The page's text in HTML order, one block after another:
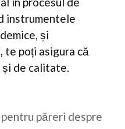
instrumentele
și
te poți asigura că
de calitate.
păreri despre